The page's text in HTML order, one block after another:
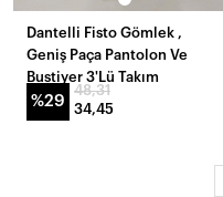
Dantelli Fisto Gömlek ,
Geniş Paça Pantolon Ve
Bustiyer 3'Lü Takım
%29
48,31
34,45